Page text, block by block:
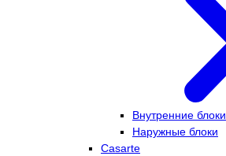
Внутренние блоки
Наружные блоки
Casarte